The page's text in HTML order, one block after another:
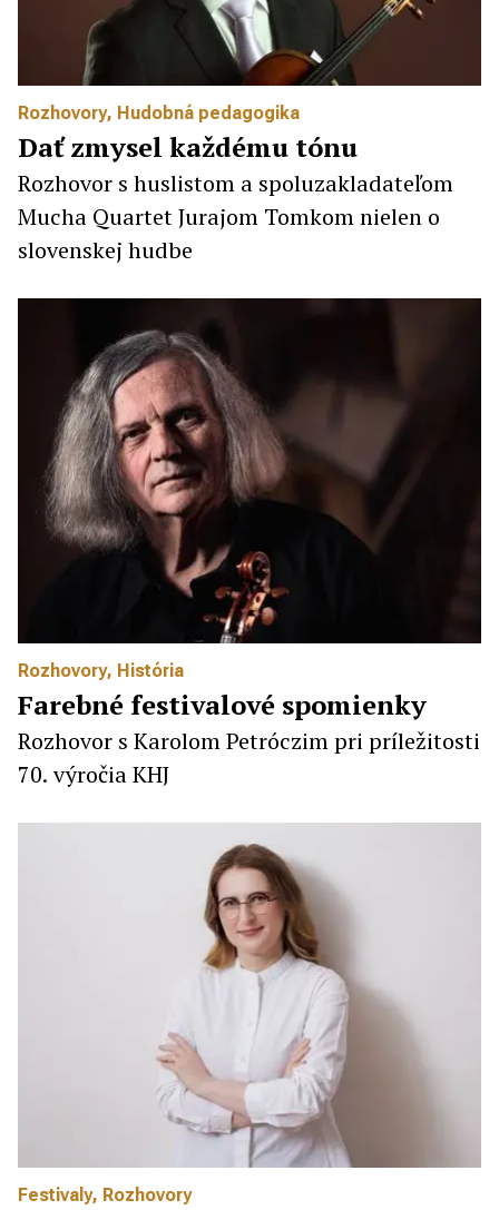
Rozhovory, Hudobná pedagogika
Dať zmysel každému tónu
Rozhovor s huslistom a spoluzakladateľom
Mucha Quartet Jurajom Tomkom nielen o
slovenskej hudbe
Rozhovory, História
Farebné festivalové spomienky
Rozhovor s Karolom Petróczim pri príležitosti
70. výročia KHJ
Festivaly, Rozhovory